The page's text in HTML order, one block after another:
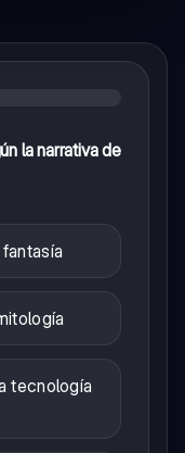
la narrativa de
tecnología